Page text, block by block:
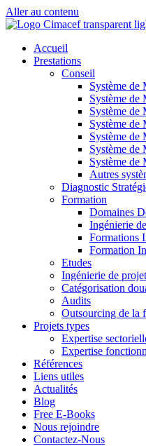
Aller au contenu
Accueil
Prestations
Conseil
Système de
Système de
Système de
Système de
Système de
Système de
Système de
Autres
Diagnostic
Formation
Domaines
Ingénierie
Formations
Formation
Etudes
Ingénierie de
Catégorisation
Audits
Outsourcing de la
Projets types
Expertise
Expertise
Références
Liens utiles
Actualités
Blog
Free E-Books
Nous rejoindre
Contactez-Nous